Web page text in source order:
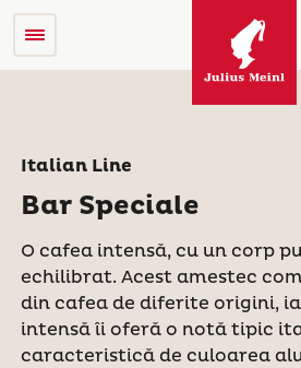
Italian Line
Bar Speciale
O cafea intensă, cu un corp
echilibrat. Acest amestec
din cafea de diferite origini,
intensă îi oferă o notă tipic
caracteristică de culoarea